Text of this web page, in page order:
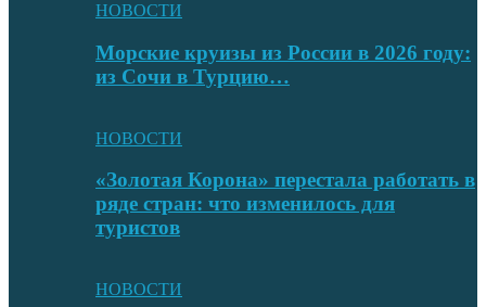
НОВОСТИ
Морские круизы из России в 2026 году:
из Сочи в Турцию…
НОВОСТИ
«Золотая Корона» перестала работать в
ряде стран: что изменилось для
туристов
НОВОСТИ